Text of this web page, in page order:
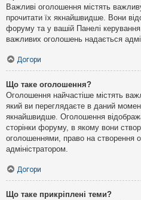
Важливі оголошення містять
прочитати їх якнайшвидше. Вони
форуму та у вашій Панелі
важливих оголошень надається
Догори
Що таке оголошення?
Оголошення найчастіше містять
який ви переглядаєте в даний
якнайшвидше. Оголошення
сторінки форуму, в якому вони
оголошеннями, право на створення
адміністратором.
Догори
Що таке прикріплені теми?